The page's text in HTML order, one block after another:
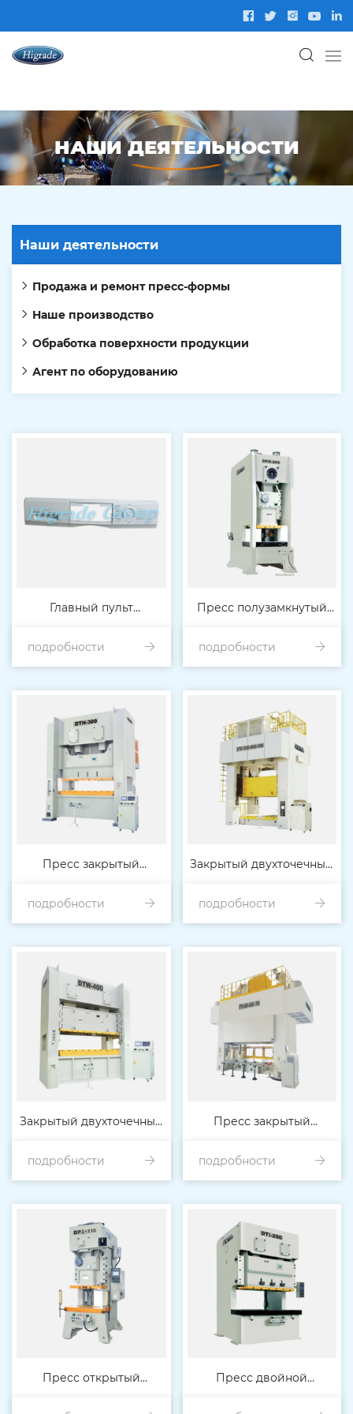
НАШИ ДЕЯТЕЛЬНОСТИ
Наши деятельности
Продажа и ремонт пресс-формы
Наше производство
Обработка поверхности продукции
Агент по оборудованию
Главный пульт
управления стиральной
подробности
Пресс полузамкнутый
одноточечный
сверхпрочный 80Т-4
подробности
Пресс закрытый
двухконечный
сверхпрочный 160Т-6
подробности
Закрытый двухточечный
высокоточный
(эксцентриковый)
подробности
Закрытый двухточечный
высокоточный пресс для
эксплуатации (смазка
разбавленным маслом)
подробности
Пресс закрытый
двухконечный
сверхпрочный 300Т-80
подробности
Пресс открытый Пресс двойной